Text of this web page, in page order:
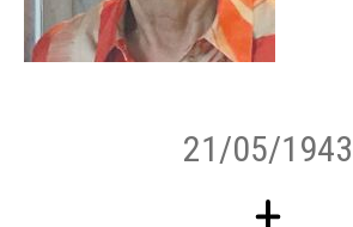
21/05/1943